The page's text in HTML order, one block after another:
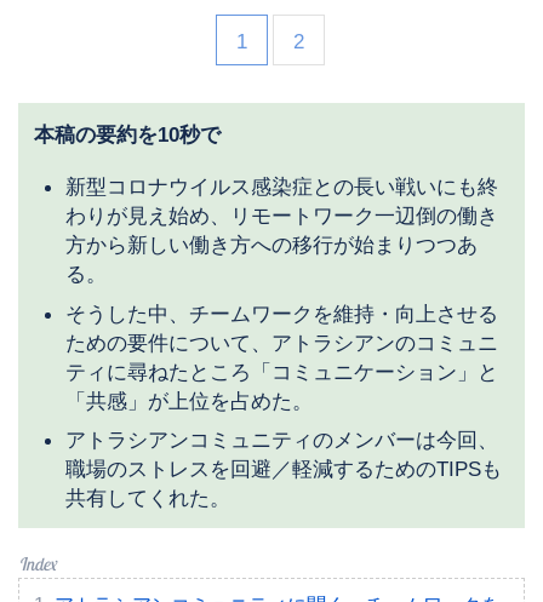
1 2
本稿の要約を10秒で
新型コロナウイルス感染症との長い戦いにも終
わりが見え始め、リモートワーク一辺倒の働き
方から新しい働き方への移行が始まりつつあ
る。
そうした中、チームワークを維持・向上させる
ための要件について、アトラシアンのコミュニ
ティに尋ねたところ「コミュニケーション」と
「共感」が上位を占めた。
アトラシアンコミュニティのメンバーは今回、
職場のストレスを回避／軽減するためのTIPSも
共有してくれた。